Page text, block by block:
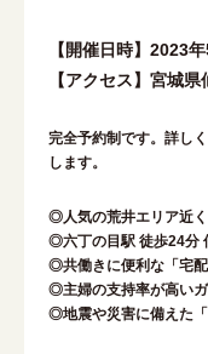
【開催日時】2023
【アクセス】宮城
完全予約制です。詳し
します。
◎人気の荒井エリア近
◎六丁の目駅 徒歩24分
◎共働きに便利な「宅
◎主婦の支持率が高い
◎地震や災害に備えた「